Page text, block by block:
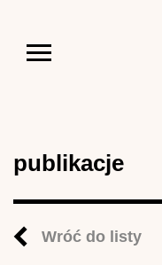
publikacje
Wróć do listy